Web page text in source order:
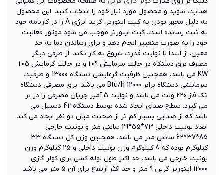
هدایت شوید و محصول مورد نیاز خود را انتخاب کنید. این محصول
به دلیل مجهز بودن به کیت اینورتر، گرید انرژی A را در کارنامه خود
به ثبت رسانده است. کیت اینورتر موجب می شود موتور فعالیت
خود را به صورت متغییر انجام دهد و برای رساندن دما به حد
معین، از ابتدا با نهایت قدرت شروع به کار نکند. از طرفی دیگر
مصرف برق دستگاه در حالت سرمایش 1.09 و در حالت گرمایش 1.05
KW می باشد، همچنین ظرفیت گرمایشی دستگاه 13000 و ظرفیت
سرمایشی دستگاه برابر 12000 Btu/h می باشد. برق مصرفی دستگاه
تک فاز 220 ولت می باشد و نهایت 5 آمپر جریان مصرفی را در بر
می گیرد. سطح صدای ایجاد شده توسط دستگاه 42 دسیبل می
باشد که از صدایی بسیار کم تر از صحبت میان دو نفر ایجاد می کند.
ابعاد یونیت داخلی 73*55*29 سانتی متر و یونیت خارجی
85*37*62 سانتی متر می باشد، همچنین وزن کل دستگاه 33
کیلوگرم بوده که 8 کیلوگرم وزن یونیت داخلی و 25 کیلوگرم وزن
یونیت خارجی می باشد. حد اکثر طول لوله کشی برای کولر گازی
12000 اینورتر گرین 9 متر و حد اکثر ارتفاع برای آن 5 متر می باشد.